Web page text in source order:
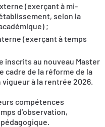
(exerçant à mi-
selon la
;
(exerçant à temps
inscrits au nouveau Master
cadre de la réforme de la
à la rentrée 2026.
compétences
d’observation,